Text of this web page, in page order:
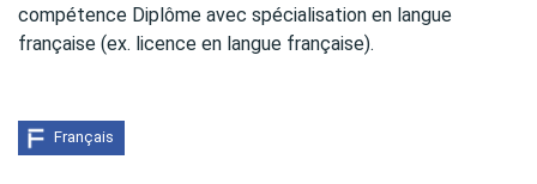
compétence Diplôme avec spécialisation en langue
française (ex. licence en langue française).
Français